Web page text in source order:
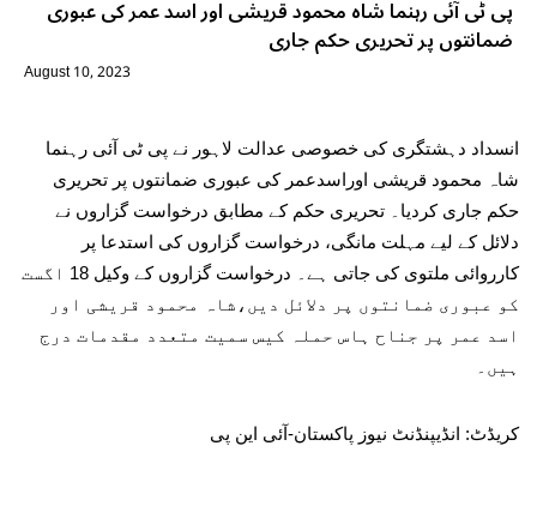
پی ٹی آئی رہنما شاہ محمود قریشی اور اسد عمر کی عبوری
ضمانتوں پر تحریری حکم جاری
August 10, 2023
انسداد دہشتگری کی خصوصی عدالت لاہور نے پی ٹی آئی رہنما
شاہ محمود قریشی اوراسدعمر کی عبوری ضمانتوں پر تحریری
حکم جاری کردیا۔ تحریری حکم کے مطابق درخواست گزاروں نے
دلائل کے لیے مہلت مانگی، درخواست گزاروں کی استدعا پر
کارروائی ملتوی کی جاتی ہے۔ درخواست گزاروں کے وکیل 18 اگست
کو عبوری ضمانتوں پر دلائل دیں،شاہ محمود قریشی اور
اسد عمر پر جناح ہاس حملہ کیس سمیت متعدد مقدمات درج
ہیں۔
کریڈٹ: انڈیپنڈنٹ نیوز پاکستان-آئی این پی